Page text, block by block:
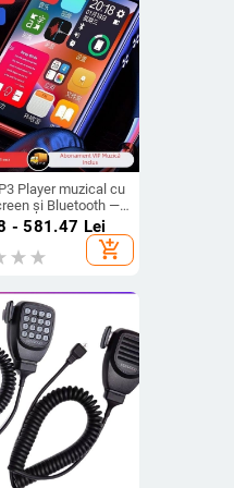
Player muzical cu
și Bluetooth —
pentru citirea
- 581.47 Lei
add_shopping_cart